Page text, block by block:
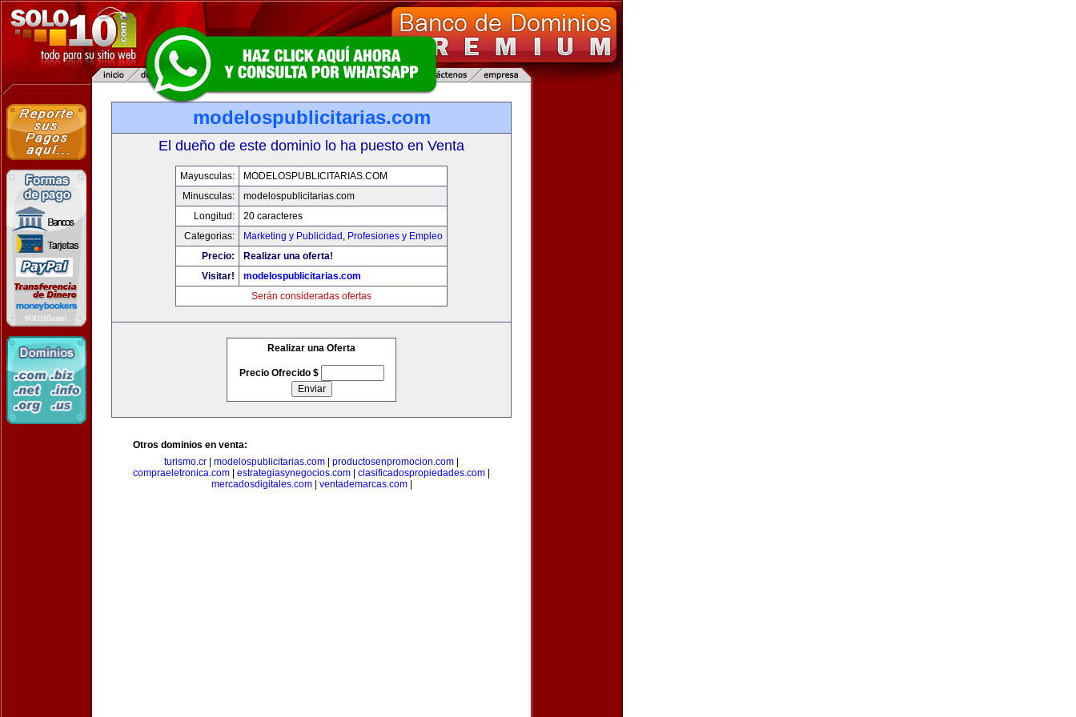
modelospublicitarias.com
El dueño de este dominio lo ha puesto en Venta
Mayusculas:
MODELOSPUBLICITARIAS.COM
Minusculas:
modelospublicitarias.com
Longitud:
20 caracteres
Categorias:
Marketing y Publicidad , Profesiones y Empleo
Precio:
Realizar una oferta!
Visitar!
modelospublicitarias.com
Serán consideradas ofertas
Realizar una Oferta
Precio Ofrecido $
Otros dominios en venta:
turismo.cr
modelospublicitarias.com productosenpromocion.com
compraeletronica.com
estrategiasynegocios.com clasificadospropiedades.com
mercadosdigitales.com| ventademarcas.com|